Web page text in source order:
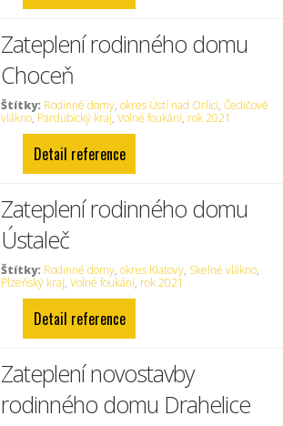
Zateplení rodinného domu
Choceň
Štítky: Rodinné domy,okres Ústí nad Orlicí,Čedičové
vlákno, Pardubický kraj,Volné foukání, rok 2021
Detail reference
Zateplení rodinného domu
Ústaleč
Štítky: Rodinné domy,okres Klatovy, Skelné vlákno,
Plzeňský kraj,Volné foukání, rok 2021
Detail reference
Zateplení novostavby
rodinného domu Drahelice